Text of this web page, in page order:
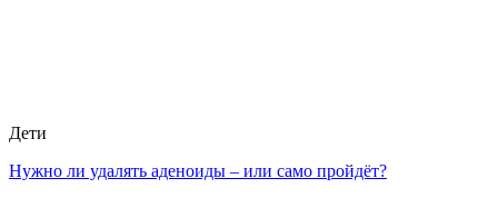
Дети
Нужно ли удалять аденоиды – или само пройдёт?